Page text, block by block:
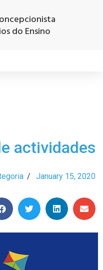
do Ensino
actividades
/ January 15, 2020